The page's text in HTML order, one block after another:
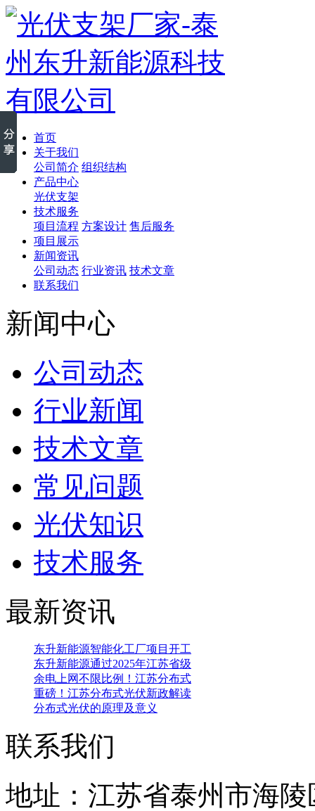
首页
关于我们
公司简介 组织结构
产品中心
光伏支架
技术服务
项目流程 方案设计 售后服务
项目展示
新闻资讯
公司动态 行业资讯 技术文章
联系我们
新闻中心
公司动态
行业新闻
技术文章
常见问题
光伏知识
技术服务
最新资讯
东升新能源智能化工厂项目开工
东升新能源通过2025年江苏省级
余电上网不限比例！江苏分布式
重磅！江苏分布式光伏新政解读
分布式光伏的原理及意义
联系我们
地址：江苏省泰州市海